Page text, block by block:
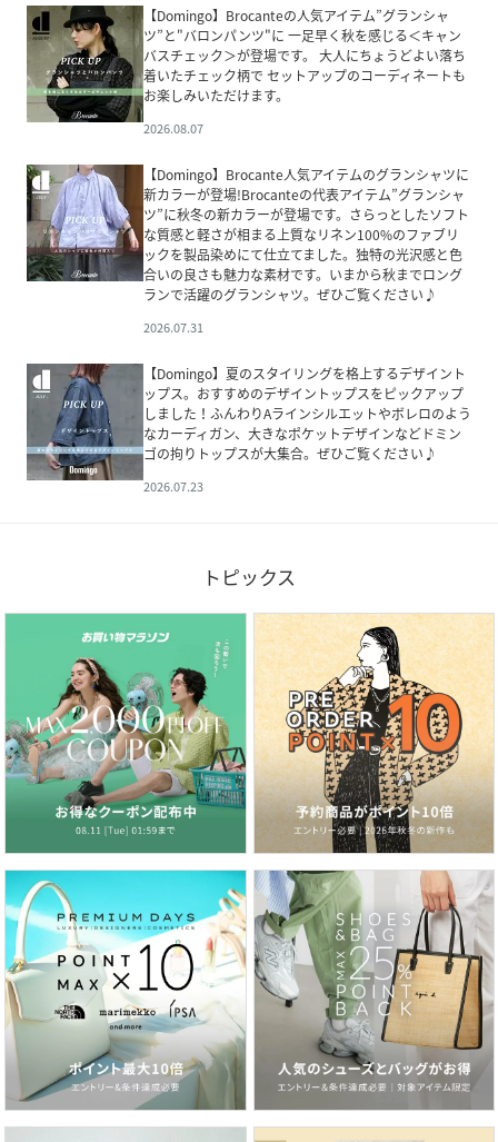
【Domingo】Brocanteの人気アイテム”グランシャ
ツ”と"バロンパンツ"に 一足早く秋を感じる＜キャン
バスチェック＞が登場です。 大人にちょうどよい落ち
着いたチェック柄で セットアップのコーディネートも
お楽しみいただけます。
2026.08.07
【Domingo】Brocante人気アイテムのグランシャツに
新カラーが登場!Brocanteの代表アイテム”グランシャ
ツ”に秋冬の新カラーが登場です。さらっとしたソフト
な質感と軽さが相まる上質なリネン100%のファブリ
ックを製品染めにて仕立てました。独特の光沢感と色
合いの良さも魅力な素材です。いまから秋までロング
ランで活躍のグランシャツ。ぜひご覧ください♪
2026.07.31
【Domingo】夏のスタイリングを格上するデザイント
ップス。おすすめのデザイントップスをピックアップ
しました！ふんわりAラインシルエットやボレロのよう
なカーディガン、大きなポケットデザインなどドミン
ゴの拘りトップスが大集合。ぜひご覧ください♪
2026.07.23
トピックス